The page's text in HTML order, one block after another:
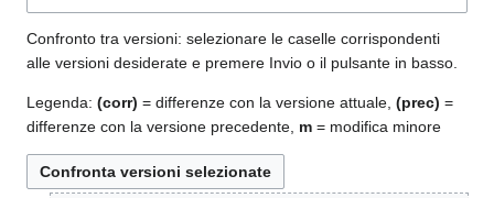
Confronto tra versioni: selezionare le caselle corrispondenti
alle versioni desiderate e premere Invio o il pulsante in basso.
Legenda: (corr) = differenze con la versione attuale, (prec) =
differenze con la versione precedente, m = modifica minore